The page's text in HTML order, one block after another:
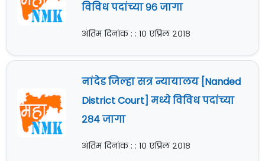
विविध पदांच्या ९६ जागा
अंतिम दिनांक : : १० एप्रिल २०१८
नांदेड जिल्हा सत्र न्यायालय [Nanded
District Court] मध्ये विविध पदांच्या
२८४ जागा
अंतिम दिनांक : : १० एप्रिल २०१८